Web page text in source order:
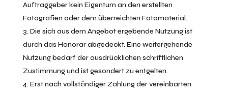
Auftraggeber kein Eigentum an den erstellten
Fotografien oder dem überreichten Fotomaterial.
Die sich aus dem Angebot ergebende Nutzung ist
durch das Honorar abgedeckt. Eine weitergehende
Nutzung bedarf der ausdrücklichen schriftlichen
Zustimmung und ist gesondert zu entgelten.
Erst nach vollständiger Zahlung der vereinbarten